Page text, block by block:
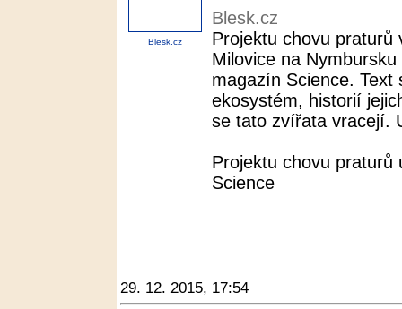
Blesk.cz
Blesk.cz
Projektu chovu praturů
Milovice na
magazín Science.
ekosystém, historií
se tato zvířata vracejí.
Projektu chovu praturů
Science
29. 12. 2015, 17:54